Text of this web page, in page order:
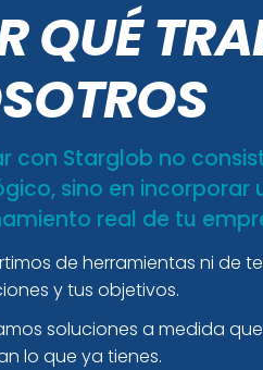
QUÉ
con Starglob no
sino en incorporar
real de tu
de herramientas ni de
y tus objetivos.
soluciones a medida
lo que ya tienes.